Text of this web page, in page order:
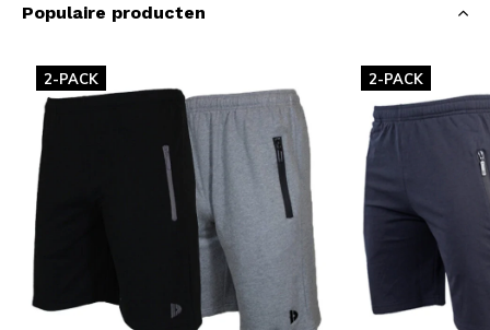
Populaire producten
2-PACK 2-PACK